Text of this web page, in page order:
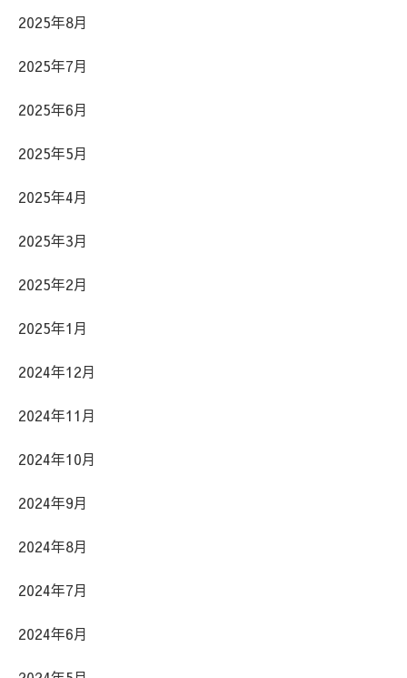
2025年8月
2025年7月
2025年6月
2025年5月
2025年4月
2025年3月
2025年2月
2025年1月
2024年12月
2024年11月
2024年10月
2024年9月
2024年8月
2024年7月
2024年6月